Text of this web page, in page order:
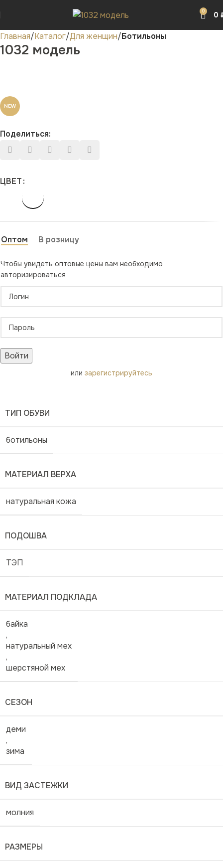
0 0
Главная Каталог Для женщин Ботильоны
1032 модель
NEW
Поделиться:
ЦВЕТ
Оптом В розницу
Чтобы увидеть оптовые цены вам необходимо
авторизироваться
Войти
или зарегистрируйтесь
ТИП ОБУВИ
ботильоны
МАТЕРИАЛ ВЕРХА
натуральная кожа
ПОДОШВА
ТЭП
МАТЕРИАЛ ПОДКЛАДА
байка
,
натуральный мех
,
шерстяной мех
СЕЗОН
деми
,
зима
ВИД ЗАСТЕЖКИ
молния
РАЗМЕРЫ